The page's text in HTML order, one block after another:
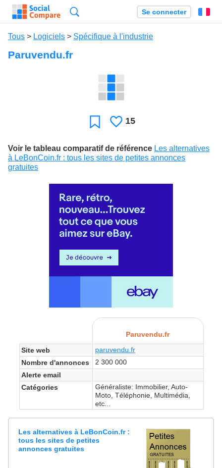
Se connecter
Tous > Logiciels > Spécifique à l'industrie
Paruvendu.fr
Favori J'aime
15
Voir le tableau comparatif de référence Les alternatives
à LeBonCoin.fr : tous les sites de petites annonces
gratuites
Paruvendu.fr
Site web
paruvendu.fr
Nombre d'annonces
2 300 000
Alerte email
Catégories
Généraliste: Immobilier, Auto-
Moto, Téléphonie, Multimédia,
etc...
Les alternatives à LeBonCoin.fr :
tous les sites de petites
annonces gratuites